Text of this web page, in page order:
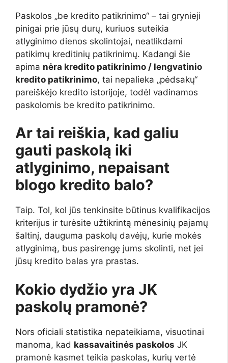
Paskolos „be kredito patikrinimo“ – tai grynieji
pinigai prie jūsų durų, kuriuos suteikia
atlyginimo dienos skolintojai, neatlikdami
patikimų kreditinių patikrinimų. Kadangi šie
apima nėra kredito patikrinimo / lengvatinio
kredito patikrinimo, tai nepalieka „pėdsakų“
pareiškėjo kredito istorijoje, todėl vadinamos
paskolomis be kredito patikrinimo.
Ar tai reiškia, kad galiu
gauti paskolą iki
atlyginimo, nepaisant
blogo kredito balo?
Taip. Tol, kol jūs tenkinsite būtinus kvalifikacijos
kriterijus ir turėsite užtikrintą mėnesinių pajamų
šaltinį, dauguma paskolų davėjų, kurie mokės
atlyginimą, bus pasirengę jums skolinti, net jei
jūsų kredito balas yra prastas.
Kokio dydžio yra JK
paskolų pramonė?
Nors oficiali statistika nepateikiama, visuotinai
manoma, kad kassavaitinės paskolos JK
pramonė kasmet teikia paskolas, kurių vertė